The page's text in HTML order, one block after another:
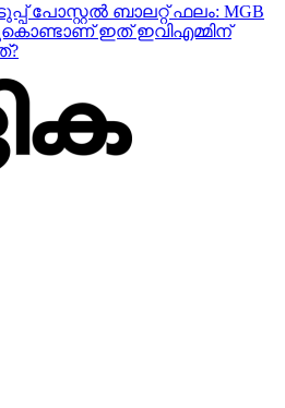
പോസ്റ്റൽ ബാലറ്റ് ഫലം: MGB
ഇത് ഇവിഎമ്മിന്